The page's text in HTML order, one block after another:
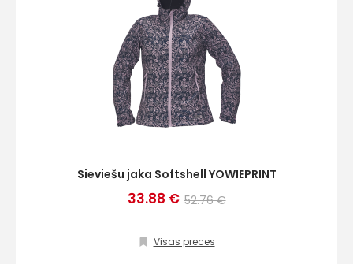
Sieviešu jaka Softshell YOWIEPRINT
33.88 € 52.76 €
Visas preces